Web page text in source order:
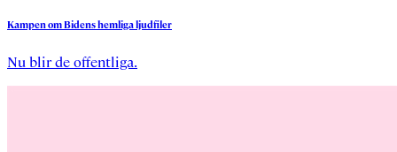
KampenomBidenshemligaljudfiler
Nu blir de offentliga.